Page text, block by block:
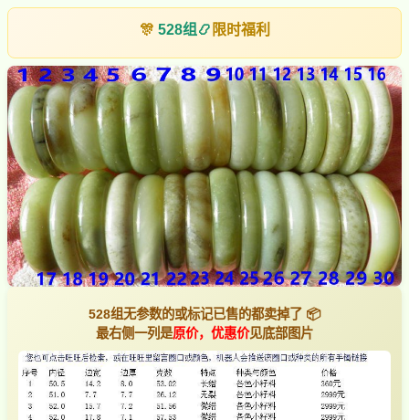
🎊 528组 📿 限时福利
528组无参数的或标记已售的都卖掉了 📦
最右侧一列是原价，优惠价见底部图片